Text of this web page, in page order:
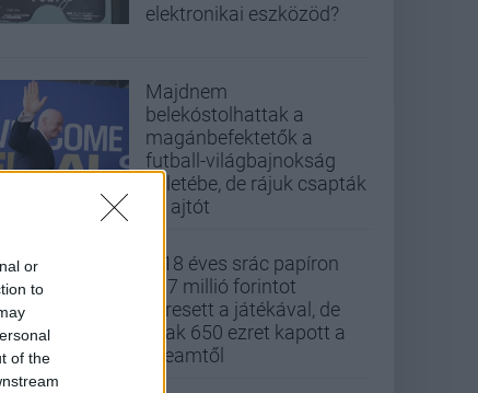
or
to
of the
elektronikai eszközöd?
Majdnem
belekóstolhattak a
magánbefektetők a
futball-világbajnokság
üzletébe, de rájuk csapták
az ajtót
A 18 éves srác papíron
437 millió forintot
keresett a játékával, de
csak 650 ezret kapott a
Steamtől